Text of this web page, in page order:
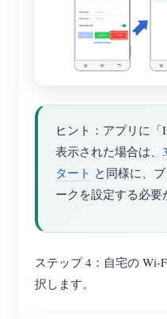
ヒント：アプリに「
表示された場合は、
タート と同様に、
ークを設定する必要
ステップ 4：自宅の Wi-
択します。